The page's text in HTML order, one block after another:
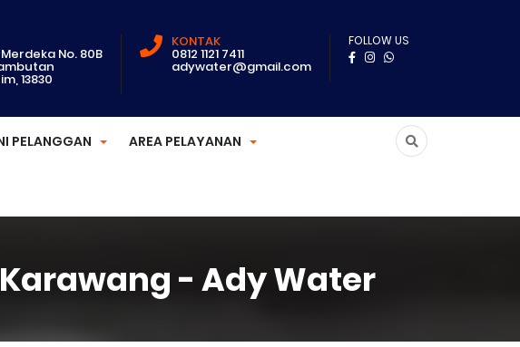
No. 80B
13830
KONTAK
0812 1121 7411
adywater@gmail.com
FOLLOW US
PELANGGAN AREA PELAYANAN
Karawang - Ady Water